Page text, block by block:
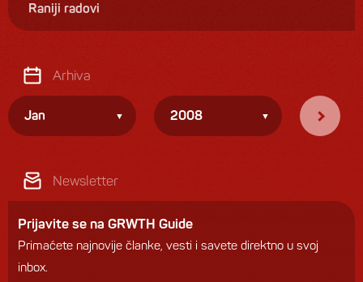
Raniji radovi
Arhiva
Jan 2008
Newsletter
Prijavite se na GRWTH Guide
Primaćete najnovije članke, vesti i savete direktno u svoj
inbox.